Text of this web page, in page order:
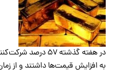
در هفته گذشته 57 درصد شرکت‌کنندگان در آمارگیری
به افزایش قیمت‌ها داشتند و از